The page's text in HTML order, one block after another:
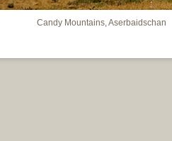
Candy Mountains, Aserbaidschan